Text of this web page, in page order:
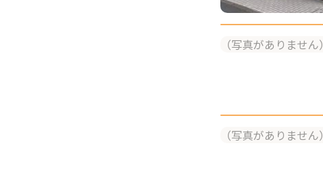
（写真がありません）
（写真がありません）